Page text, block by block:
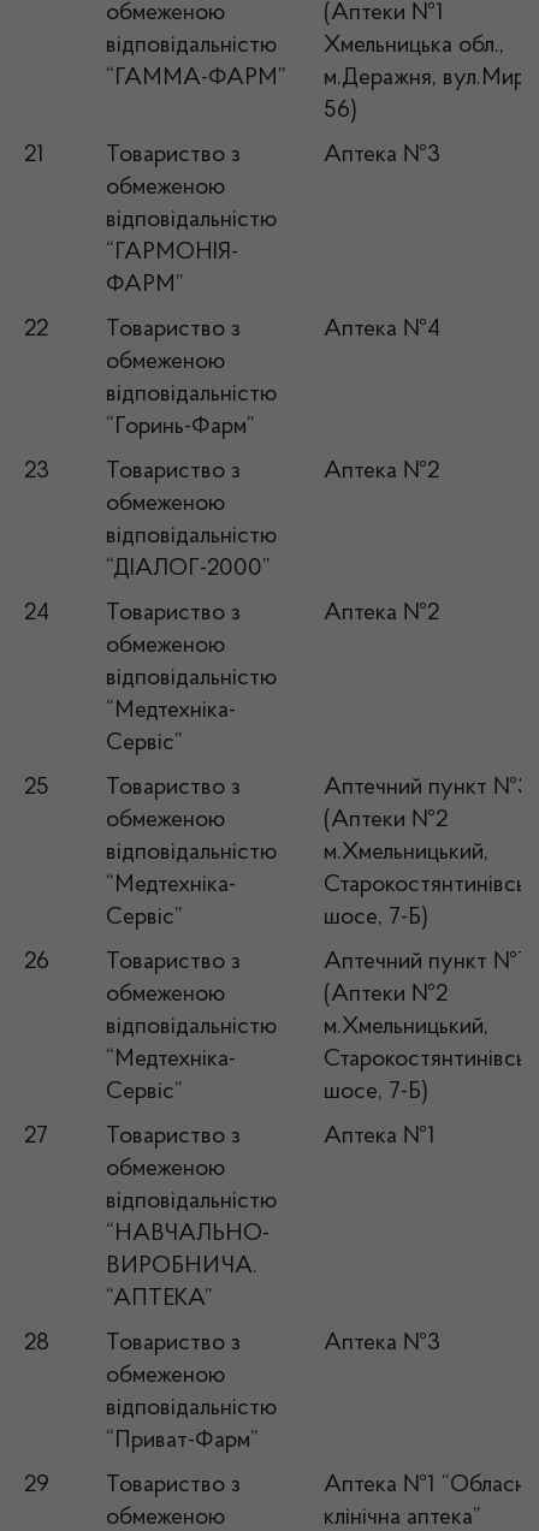
обмеженою
відповідальністю
“ГАММА-ФАРМ”
(Аптеки №1
Хмельницька обл.,
м.Деражня,
56)
21
Товариство з
обмеженою
відповідальністю
“ГАРМОНІЯ-
ФАРМ”
Аптека №3
22
Товариство з
обмеженою
відповідальністю
“Горинь-Фарм”
Аптека №4
23
Товариство з
обмеженою
відповідальністю
“ДІАЛОГ-2000”
Аптека №2
24
Товариство з
обмеженою
відповідальністю
“Медтехніка-
Сервіс”
Аптека №2
25
Товариство з
обмеженою
відповідальністю
“Медтехніка-
Сервіс”
Аптечний пункт №3
(Аптеки №2
м.Хмельницький,
шосе, 7-Б)
26
Товариство з
обмеженою
відповідальністю
“Медтехніка-
Сервіс”
Аптечний пункт №7
(Аптеки №2
м.Хмельницький,
шосе, 7-Б)
27
Товариство з
обмеженою
відповідальністю
“НАВЧАЛЬНО-
ВИРОБНИЧА.
“АПТЕКА”
Аптека №1
28
Товариство з
обмеженою
відповідальністю
“Приват-Фарм”
Аптека №3
29
Товариство з
обмеженою
Аптека №1 “Обласна
клінічна аптека”